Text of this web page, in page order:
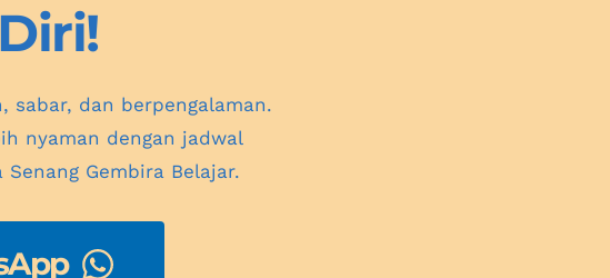
dan berpengalaman.
nyaman dengan jadwal
Gembira Belajar.